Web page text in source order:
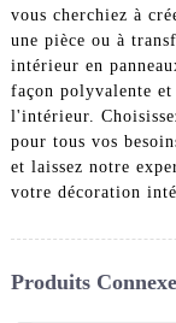
vous cherchiez à
une pièce ou à
intérieur en
façon polyvalente
l'intérieur.
pour tous vos
et laissez notre
votre décoration
Produits